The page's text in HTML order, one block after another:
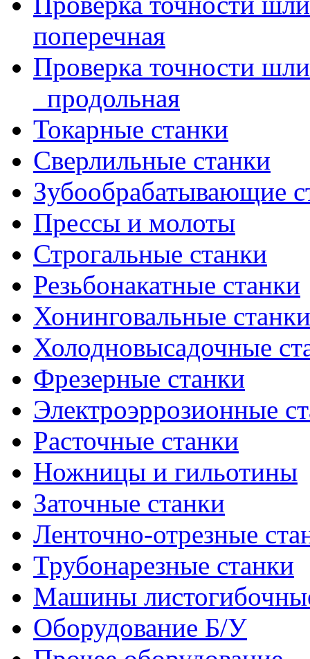
поперечная
Проверка точности
_продольная
Токарные станки
Сверлильные станки
Зубообрабатывающие
Прессы и молоты
Строгальные станки
Резьбонакатные станки
Хонинговальные станки
Холодновысадочные
Фрезерные станки
Электроэррозионные
Расточные станки
Ножницы и гильотины
Заточные станки
Ленточно-отрезные
Трубонарезные станки
Машины
Оборудование Б/У